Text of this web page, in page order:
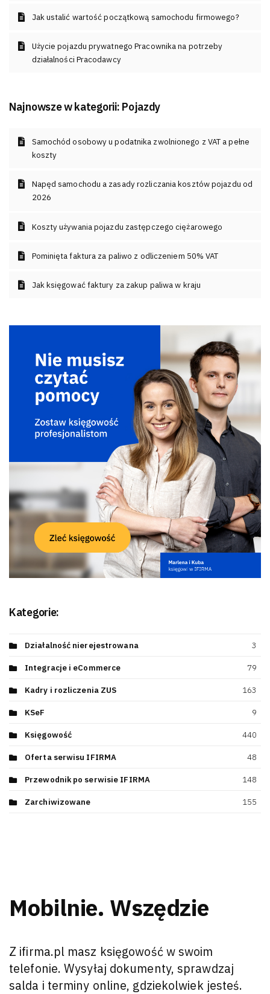
Jak ustalić wartość początkową samochodu firmowego?
Użycie pojazdu prywatnego Pracownika na potrzeby
działalności Pracodawcy
Najnowsze w kategorii: Pojazdy
Samochód osobowy u podatnika zwolnionego z VAT a pełne
koszty
Napęd samochodu a zasady rozliczania kosztów pojazdu od
2026
Koszty używania pojazdu zastępczego ciężarowego
Pominięta faktura za paliwo z odliczeniem 50% VAT
Jak księgować faktury za zakup paliwa w kraju
Kategorie:
Działalność nierejestrowana 3
Integracje i eCommerce 79
Kadry i rozliczenia ZUS 163
KSeF 9
Księgowość 440
Oferta serwisu IFIRMA 48
Przewodnik po serwisie IFIRMA 148
Zarchiwizowane 155
Mobilnie. Wszędzie
Z ifirma.pl masz księgowość w swoim
telefonie. Wysyłaj dokumenty, sprawdzaj
salda i terminy online, gdziekolwiek jesteś.